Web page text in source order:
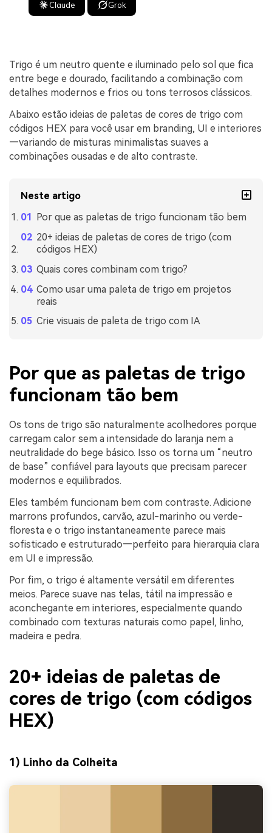
Claude Grok
Trigo é um neutro quente e iluminado pelo sol que fica
entre bege e dourado, facilitando a combinação com
detalhes modernos e frios ou tons terrosos clássicos.
Abaixo estão ideias de paletas de cores de trigo com
códigos HEX para você usar em branding, UI e interiores
—variando de misturas minimalistas suaves a
combinações ousadas e de alto contraste.
Neste artigo
Por que as paletas de trigo funcionam tão bem
20+ ideias de paletas de cores de trigo (com
códigos HEX)
Quais cores combinam com trigo?
Como usar uma paleta de trigo em projetos
reais
Crie visuais de paleta de trigo com IA
Por que as paletas de trigo
funcionam tão bem
Os tons de trigo são naturalmente acolhedores porque
carregam calor sem a intensidade do laranja nem a
neutralidade do bege básico. Isso os torna um “neutro
de base” confiável para layouts que precisam parecer
modernos e equilibrados.
Eles também funcionam bem com contraste. Adicione
marrons profundos, carvão, azul-marinho ou verde-
floresta e o trigo instantaneamente parece mais
sofisticado e estruturado—perfeito para hierarquia clara
em UI e impressão.
Por fim, o trigo é altamente versátil em diferentes
meios. Parece suave nas telas, tátil na impressão e
aconchegante em interiores, especialmente quando
combinado com texturas naturais como papel, linho,
madeira e pedra.
20+ ideias de paletas de
cores de trigo (com códigos
HEX)
1) Linho da Colheita